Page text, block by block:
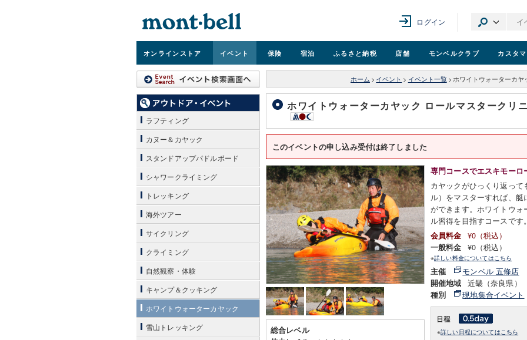
ログイン
オンラインストア イベント 保険 宿泊 ふるさと納税 店舗 モンベルクラブ カスタ
ホーム > イベント > イベント一覧 > ホワイトウォーターカヤ
ホワイトウォーターカヤック ロールマスタークリ
このイベントの申し込み受付は終了しました
総合レベル
専門コースでエスキモー
カヤックがひっくり返っ
ル）をマスターすれば、
ができます。ホワイトウ
ル習得を目指すコースです
会員料金 ¥0（税込）
一般料金 ¥0（税込）
※詳しい料金についてはこちら
主催 モンベル 五條店
開催地域 近畿（奈良県）
種別 現地集合イベント
※詳しい日程についてはこちら
ラフティング
カヌー＆カヤック
スタンドアップパドルボード
シャワークライミング
トレッキング
海外ツアー
サイクリング
クライミング
自然観察・体験
キャンプ＆クッキング
ホワイトウォーターカヤック
雪山トレッキング